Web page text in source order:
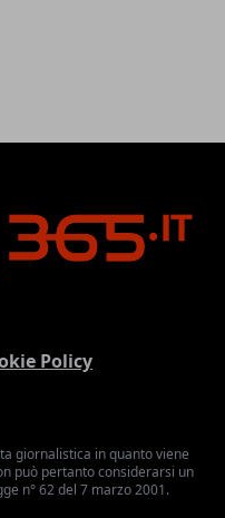
Policy
giornalistica in quanto viene
può pertanto considerarsi un
n° 62 del 7 marzo 2001.